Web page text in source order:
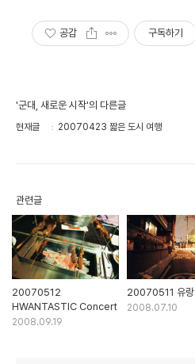
공감 구독하기
'군대, 새로운 시작'의 다른글
현재글 20070423 짧은 도시 여행
관련글
20070512
HWANTASTIC Concert
2008.09.19
20070511 유랑
2008.07.10